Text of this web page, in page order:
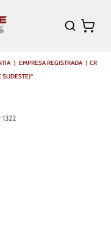
| EMPRESA REGISTRADA | CR
SUDESTE)*